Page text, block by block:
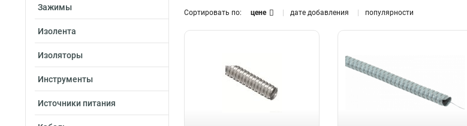
Зажимы
Изолента
Изоляторы
Инструменты
Источники питания
18 6
20 9
Сортировать по: цене дате добавления популярности